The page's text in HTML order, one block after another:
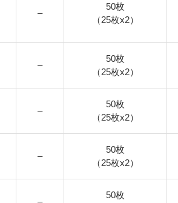
–
50枚
（25枚x2）
–
50枚
（25枚x2）
–
50枚
（25枚x2）
–
50枚
（25枚x2）
50枚